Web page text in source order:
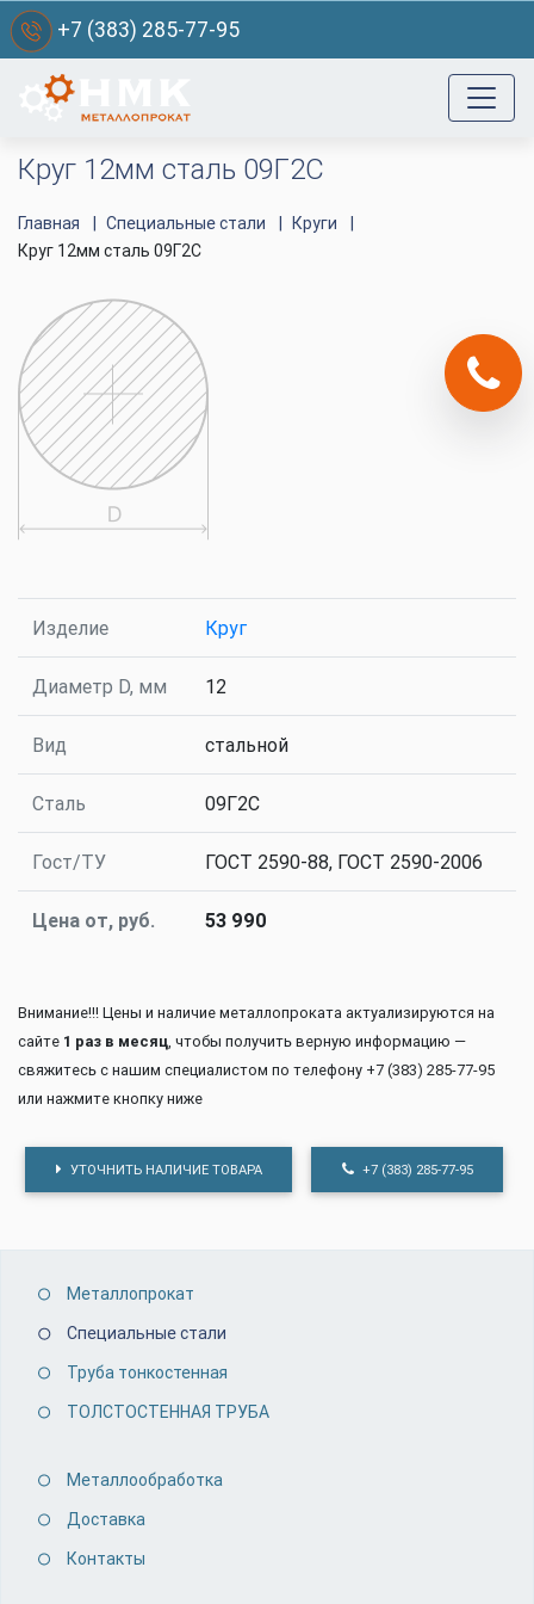
+7 (383) 285-77-95
Круг 12мм сталь 09Г2С
Главная Специальные стали
Круги
Круг 12мм сталь 09Г2С
Изделие Круг
Диаметр D, мм 12
Вид стальной
Сталь 09Г2С
Гост/ТУ ГОСТ 2590-88, ГОСТ 2590-2006
Цена от, руб. 53 990
Внимание!!! Цены и наличие металлопроката актуализируются на
сайте 1 раз в месяц, чтобы получить верную информацию —
свяжитесь с нашим специалистом по телефону +7 (383) 285-77-95
или нажмите кнопку ниже
УТОЧНИТЬ НАЛИЧИЕ ТОВАРА +7 (383) 285-77-95
Металлопрокат
Специальные стали
Труба тонкостенная
ТОЛСТОСТЕННАЯ ТРУБА
Металлообработка
Доставка
Контакты